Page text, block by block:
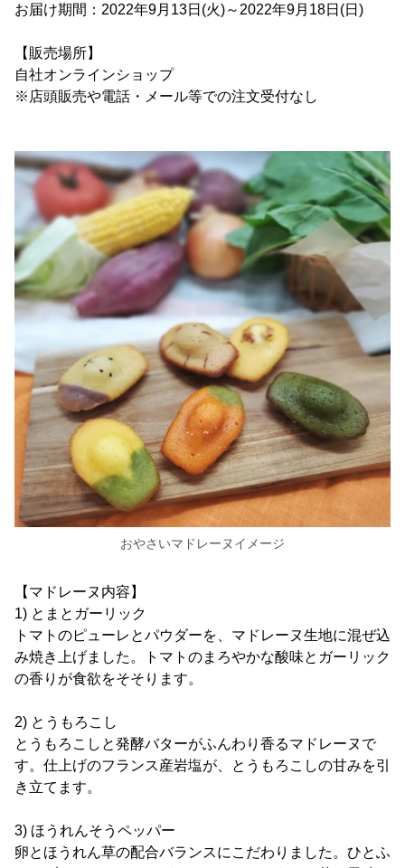
お届け期間：2022年9月13日(火)～2022年9月18日(日)
【販売場所】
自社オンラインショップ
※店頭販売や電話・メール等での注文受付なし
おやさいマドレーヌイメージ
【マドレーヌ内容】
1) とまとガーリック
トマトのピューレとパウダーを、マドレーヌ生地に混ぜ込
み焼き上げました。トマトのまろやかな酸味とガーリック
の香りが食欲をそそります。
2) とうもろこし
とうもろこしと発酵バターがふんわり香るマドレーヌで
す。仕上げのフランス産岩塩が、とうもろこしの甘みを引
き立てます。
3) ほうれんそうペッパー
卵とほうれん草の配合バランスにこだわりました。ひとふ